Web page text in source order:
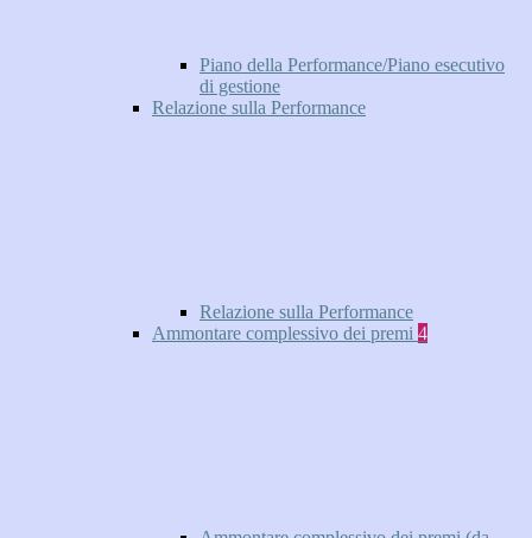
Piano della Performance/Piano esecutivo
di gestione
Relazione sulla Performance
Relazione sulla Performance
Ammontare complessivo dei premi 4